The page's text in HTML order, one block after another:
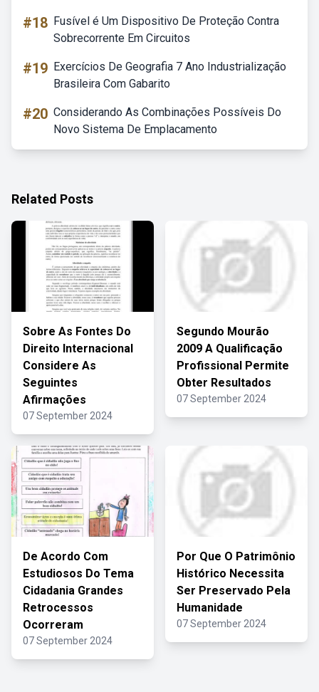
#18 Fusível é Um Dispositivo De Proteção Contra
Sobrecorrente Em Circuitos
#19 Exercícios De Geografia 7 Ano Industrialização
Brasileira Com Gabarito
#20 Considerando As Combinações Possíveis Do
Novo Sistema De Emplacamento
Related Posts
Sobre As Fontes Do
Direito Internacional
Considere As
Seguintes
Afirmações
07 September 2024
Segundo Mourão
2009 A Qualificação
Profissional Permite
Obter Resultados
07 September 2024
De Acordo Com
Estudiosos Do Tema
Cidadania Grandes
Retrocessos
Ocorreram
07 September 2024
Por Que O Patrimônio
Histórico Necessita
Ser Preservado Pela
Humanidade
07 September 2024